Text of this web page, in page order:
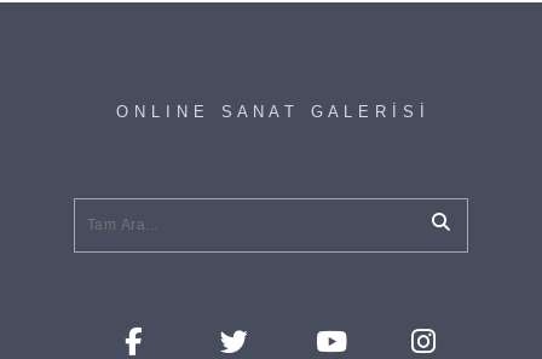
O N L I N E S A N A T G A L E R İ S İ